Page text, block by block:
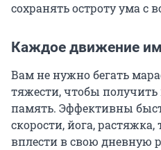
сохранять остроту ума с
Каждое движение
Вам не нужно бегать
тяжести, чтобы
память. Эффективны
скорости, йога,
вплести в свою дневную